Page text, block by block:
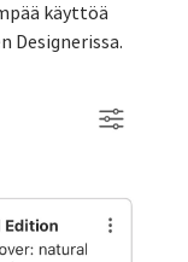
käyttöä
Designerissa.